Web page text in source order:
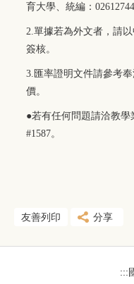
育大學、統編：
2. 單據若為外文者，請
簽核。
3. 匯率證明文件請參考
價。
●若有任何問題請洽教
#1587。
友善列印 分享
:::